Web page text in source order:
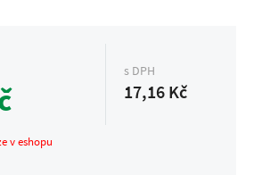
s DPH
17,16 Kč
v eshopu